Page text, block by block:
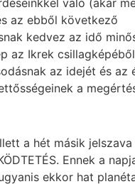
az ebből következő
kedvez az idő
az Ikrek
az idejét és az
a
a hét másik jelszava
Ennek a
ekkor hat